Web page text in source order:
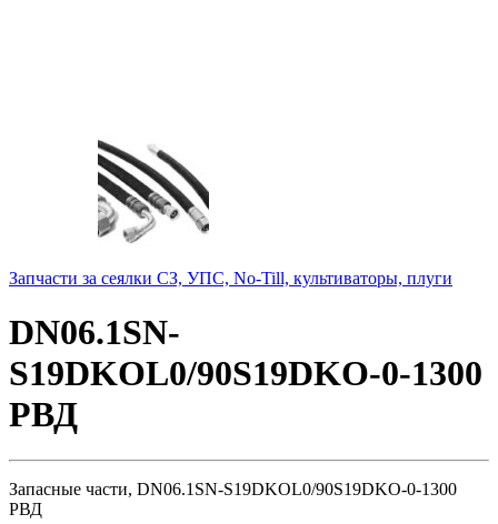
Запчасти за сеялки СЗ, УПС, No-Till, культиваторы, плуги
DN06.1SN-
S19DKOL0/90S19DKO-0-1300
РВД
Запасные части, DN06.1SN-S19DKOL0/90S19DKO-0-1300
РВД